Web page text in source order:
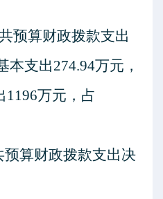
预算财政拨款支出
本支出274.94万元，
1196万元，占
预算财政拨款支出决